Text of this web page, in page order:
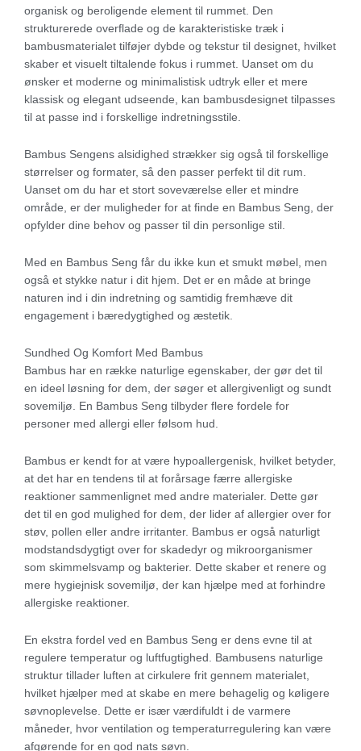
organisk og beroligende element til rummet. Den
strukturerede overflade og de karakteristiske træk i
bambusmaterialet tilføjer dybde og tekstur til designet, hvilket
skaber et visuelt tiltalende fokus i rummet. Uanset om du
ønsker et moderne og minimalistisk udtryk eller et mere
klassisk og elegant udseende, kan bambusdesignet tilpasses
til at passe ind i forskellige indretningsstile.
Bambus Sengens alsidighed strækker sig også til forskellige
størrelser og formater, så den passer perfekt til dit rum.
Uanset om du har et stort soveværelse eller et mindre
område, er der muligheder for at finde en Bambus Seng, der
opfylder dine behov og passer til din personlige stil.
Med en Bambus Seng får du ikke kun et smukt møbel, men
også et stykke natur i dit hjem. Det er en måde at bringe
naturen ind i din indretning og samtidig fremhæve dit
engagement i bæredygtighed og æstetik.
Sundhed Og Komfort Med Bambus
Bambus har en række naturlige egenskaber, der gør det til
en ideel løsning for dem, der søger et allergivenligt og sundt
sovemiljø. En Bambus Seng tilbyder flere fordele for
personer med allergi eller følsom hud.
Bambus er kendt for at være hypoallergenisk, hvilket betyder,
at det har en tendens til at forårsage færre allergiske
reaktioner sammenlignet med andre materialer. Dette gør
det til en god mulighed for dem, der lider af allergier over for
støv, pollen eller andre irritanter. Bambus er også naturligt
modstandsdygtigt over for skadedyr og mikroorganismer
som skimmelsvamp og bakterier. Dette skaber et renere og
mere hygiejnisk sovemiljø, der kan hjælpe med at forhindre
allergiske reaktioner.
En ekstra fordel ved en Bambus Seng er dens evne til at
regulere temperatur og luftfugtighed. Bambusens naturlige
struktur tillader luften at cirkulere frit gennem materialet,
hvilket hjælper med at skabe en mere behagelig og køligere
søvnoplevelse. Dette er især værdifuldt i de varmere
måneder, hvor ventilation og temperaturregulering kan være
afgørende for en god nats søvn.